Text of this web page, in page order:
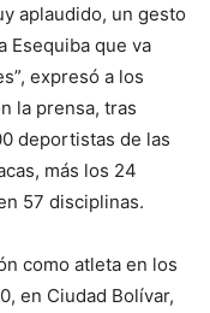
aplaudido, un gesto
Esequiba que va
expresó a los
la prensa, tras
deportistas de las
más los 24
57 disciplinas.
como atleta en los
en Ciudad Bolívar,